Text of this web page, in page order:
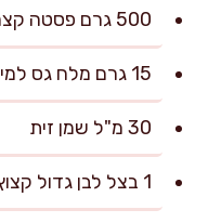
500 גרם פסטה קצרה (פנה/פוזילי/ריגטוני)
15 גרם מלח גס למי הבישול
30 מ"ל שמן זית
1 בצל לבן גדול קצוץ דק (כ-200 גרם)